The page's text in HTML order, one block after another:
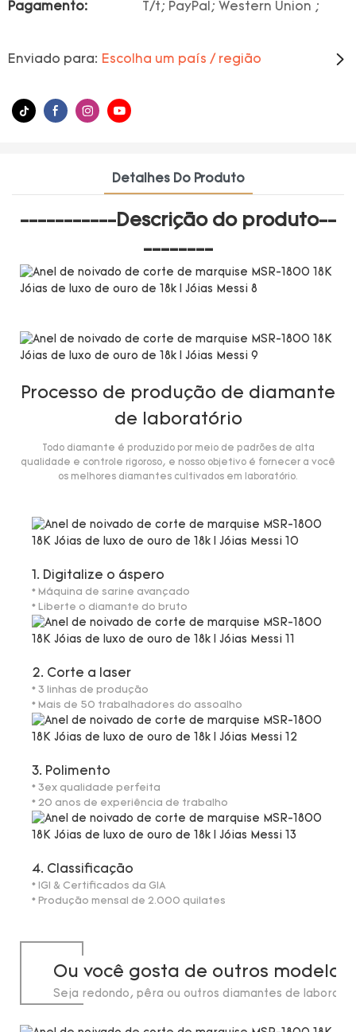
Pagamento: T/t; PayPal; Western Union ;
Enviado para: Escolha um país / região
Detalhes Do Produto
-----------Descrição do produto--
--------
Processo de produção de diamante
de laboratório
Todo diamante é produzido por meio de padrões de alta
qualidade e controle rigoroso, e nosso objetivo é fornecer a você
os melhores diamantes cultivados em laboratório.
1. Digitalize o áspero
* Máquina de sarine avançado
* Liberte o diamante do bruto
2. Corte a laser
* 3 linhas de produção
* Mais de 50 trabalhadores do assoalho
3. Polimento
* 3ex qualidade perfeita
* 20 anos de experiência de trabalho
4. Classificação
* IGI & Certificados da GIA
* Produção mensal de 2.000 quilates
Ou você gosta de outros
Seja redondo, pêra ou outros diamantes de